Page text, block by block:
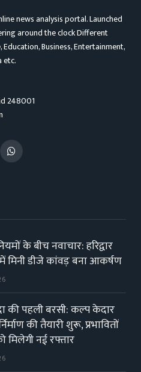
news analysis portal. Launched
around the clock Different
Business, Entertainment,
etc.
248001
WhatsApp
के बीच नवाचार: हरिद्वार
में मिनी डीजे कांवड़ बना आकर्षण
की पहली बरसी: कल्प केदार
की तैयारी शुरू, प्रभावितों
मिलेगी नई रफ्तार